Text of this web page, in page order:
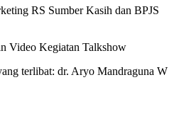
RS Sumber Kasih dan BPJS
Video Kegiatan Talkshow
terlibat: dr. Aryo Mandraguna W